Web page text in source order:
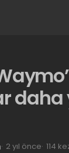
daha
2 yıl önce 114